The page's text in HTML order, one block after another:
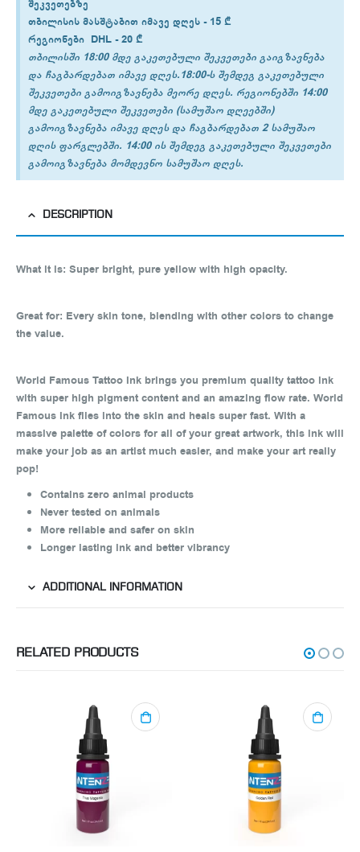
შეკვეთებზე
თბილისის მასშტაბით იმავე დღეს -15 ₾
რეგიონები DHL -20 ₾
თბილისში 18:00 მდე გაკეთებული შეკვეთები გაიგზავნება
და ჩაგბარდებათ იმავე დღეს.18:00-ს შემდეგ გაკეთებული
შეკვეთები გამოიგზავნება მეორე დღეს. რეგიონებში 14:00
მდე გაკეთებული შეკვეთები (სამუშაო დღეებში)
გამოიგზავნება იმავე დღეს და ჩაგბარდებათ 2 სამუშაო
დღის ფარგლებში. 14:00 ის შემდეგ გაკეთებული შეკვეთები
გამოიგზავნება მომდევნო სამუშაო დღეს.
DESCRIPTION
What it is: Super bright, pure yellow with high opacity.
Great for: Every skin tone, blending with other colors to change
the value.
World Famous Tattoo Ink brings you premium quality tattoo ink
with super high pigment content and an amazing flow rate. World
Famous Ink flies into the skin and heals super fast. With a
massive palette of colors for all of your great artwork, this ink will
make your job as an artist much easier, and make your art really
pop!
Contains zero animal products
Never tested on animals
More reliable and safer on skin
Longer lasting ink and better vibrancy
ADDITIONAL INFORMATION
RELATED PRODUCTS